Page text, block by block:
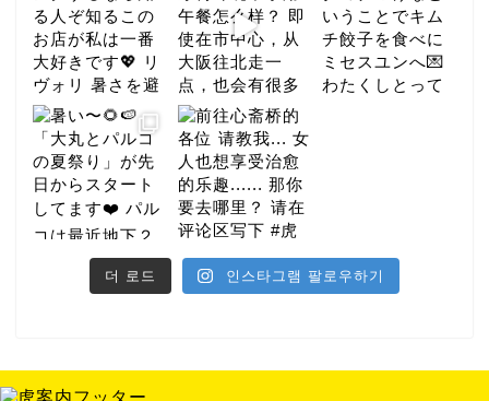
더 로드 인스타그램 팔로우하기
호텔